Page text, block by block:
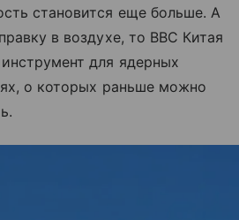
становится еще больше. А
в воздухе, то ВВС Китая
для ядерных
о которых раньше можно